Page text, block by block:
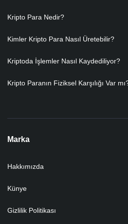
Kripto Para Nedir?
Kimler Kripto Para Nasıl Üretebilir?
Kriptoda İşlemler Nasıl Kaydediliyor?
Kripto Paranın Fiziksel Karşılığı Var
Marka
Hakkımızda
Künye
Gizlilik Politikası